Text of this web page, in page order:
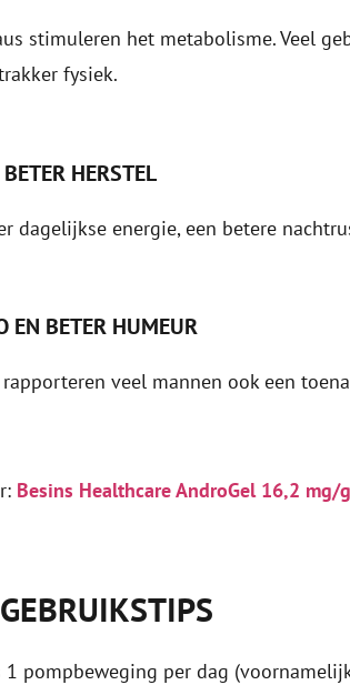
stimuleren het metabolisme. Veel
fysiek.
HERSTEL
dagelijkse energie, een betere
EN BETER HUMEUR
veel mannen ook een
Besins Healthcare AndroGel 16,2 mg/
1 pompbeweging per dag